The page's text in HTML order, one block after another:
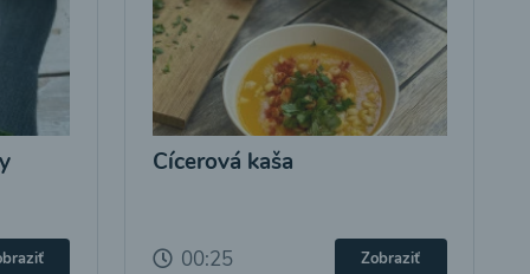
Cícerová kaša
00:25 Zobraziť